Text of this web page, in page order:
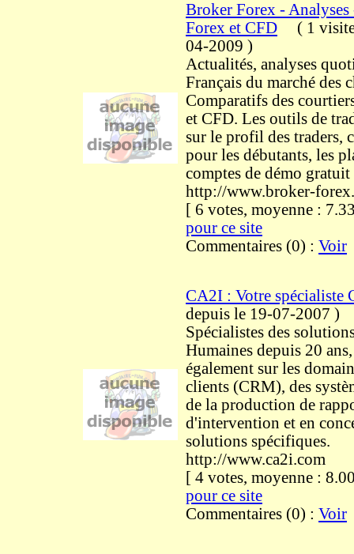
Broker Forex -
Forex et CFD ( 1
04-2009 )
Actualités, analyses
Français du marché des
Comparatifs des
et CFD. Les outils de
sur le profil des traders,
pour les débutants, les
comptes de démo gratuit
http://www.broker-
[ 6 votes, moyenne :
pour ce site
Commentaires (0) : Voir
CA2I : Votre spécialiste
depuis le 19-07-2007 )
Spécialistes des
Humaines depuis 20
également sur les
clients (CRM), des
de la production de
d'intervention et en
solutions spécifiques.
http://www.ca2i.com
[ 4 votes, moyenne :
pour ce site
Commentaires (0) : Voir